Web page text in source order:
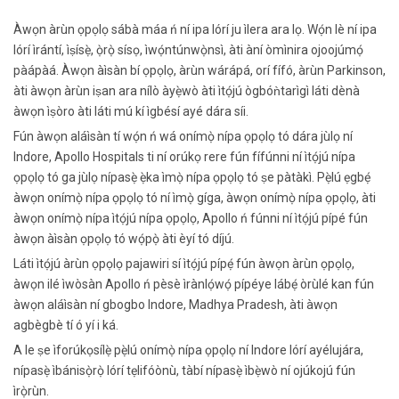
Àwọn àrùn ọpọlọ sábà máa ń ní ipa lórí ju ìlera ara lọ. Wọ́n lè ní ipa
lórí ìrántí, ìṣísẹ̀, ọ̀rọ̀ sísọ, ìwọ́ntúnwọ̀nsì, àti àní òmìnira ojoojúmọ́
pàápàá. Àwọn àìsàn bí ọpọlọ, àrùn wárápá, orí fífó, àrùn Parkinson,
àti àwọn àrùn iṣan ara nílò àyẹ̀wò àti ìtọ́jú ògbóǹtarìgì láti dènà
àwọn ìṣòro àti láti mú kí ìgbésí ayé dára síi.
Fún àwọn aláìsàn tí wọ́n ń wá onímọ̀ nípa ọpọlọ tó dára jùlọ ní
Indore, Apollo Hospitals ti ní orúkọ rere fún fífúnni ní ìtọ́jú nípa
ọpọlọ tó ga jùlọ nípasẹ̀ ẹ̀ka ìmọ̀ nípa ọpọlọ tó ṣe pàtàkì. Pẹ̀lú ẹgbẹ́
àwọn onímọ̀ nípa ọpọlọ tó ní ìmọ̀ gíga, àwọn onímọ̀ nípa ọpọlọ, àti
àwọn onímọ̀ nípa ìtọ́jú nípa ọpọlọ, Apollo ń fúnni ní ìtọ́jú pípé fún
àwọn àìsàn ọpọlọ tó wọ́pọ̀ àti èyí tó díjú.
Láti ìtọ́jú àrùn ọpọlọ pajawiri sí ìtọ́jú pípẹ́ fún àwọn àrùn ọpọlọ,
àwọn ilé ìwòsàn Apollo ń pèsè ìrànlọ́wọ́ pípéye lábẹ́ òrùlé kan fún
àwọn aláìsàn ní gbogbo Indore, Madhya Pradesh, àti àwọn
agbègbè tí ó yí i ká.
A le ṣe ìforúkọsílẹ̀ pẹ̀lú onímọ̀ nípa ọpọlọ ní Indore lórí ayélujára,
nípasẹ̀ ìbánisọ̀rọ̀ lórí tẹlifóònù, tàbí nípasẹ̀ ìbẹ̀wò ní ojúkojú fún
ìrọ̀rùn.